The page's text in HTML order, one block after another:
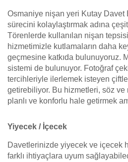
Osmaniye nişan yeri Kutay Davet
sürecini kolaylaştırmak adına
Törenlerde kullanılan nişan
hizmetimizle kutlamaların daha
geçmesine katkıda bulunuyoruz.
sistemi de bulunuyor. Fotoğraf
tercihleriyle ilerlemek isteyen
getirebiliyor. Bu hizmetleri, söz
planlı ve konforlu hale getirmek
Yiyecek / İçecek
Davetlerinizde yiyecek ve içecek
farklı ihtiyaçlara uyum